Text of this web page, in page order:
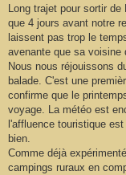
g
Long trajet pour sortir
que 4 jours avant notre
laissent pas trop le
avenante que sa voisine
Nous nous réjouissons
balade. C'est une
confirme que le
voyage. La météo est
l'affluence touristique
bien.
Comme déjà
campings ruraux en